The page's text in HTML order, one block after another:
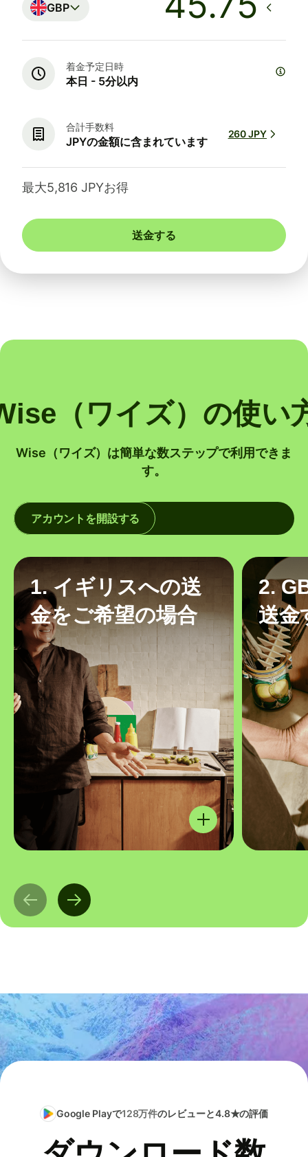
GBP
着金予定日時
本日 - 5分以内
合計手数料
JPYの金額に含まれています
260 JPY
最大5,816 JPYお得
送金する
（ワイズ）の使い
Wise（ワイズ）は簡単な数ステップで利用できま
す。
アカウントを開設する
1. イギリスへの送
金をご希望の場合
2.
送金
Google Playで128万件のレビューと4.8★の評価